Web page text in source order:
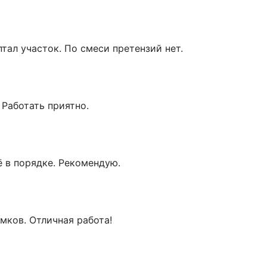
участок. По смеси претензий нет.
приятно.
в порядке. Рекомендую.
Отличная работа!